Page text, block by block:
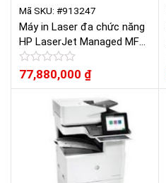
Mã SKU: #913247
Máy in Laser đa chức năng
HP LaserJet Managed MFP
E72530dn
Được
xếp
77,880,000 ₫